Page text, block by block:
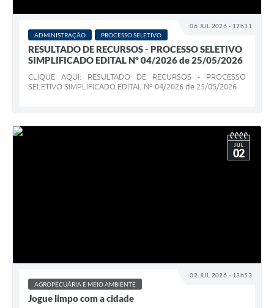
06 JUL 2026 - 17h31
ADMINISTRAÇÃO PROCESSO SELETIVO
RESULTADO DE RECURSOS - PROCESSO SELETIVO
SIMPLIFICADO EDITAL Nº 04/2026 de 25/05/2026
CLIQUE AQUI: RESULTADO DE RECURSOS - PROCESSO
SELETIVO SIMPLIFICADO EDITAL Nº 04/2026 de 25/05/2026
02 JUL 2026 - 13h53
JUL
02
AGROPECUÁRIA E MEIO AMBIENTE
Jogue limpo com a cidade